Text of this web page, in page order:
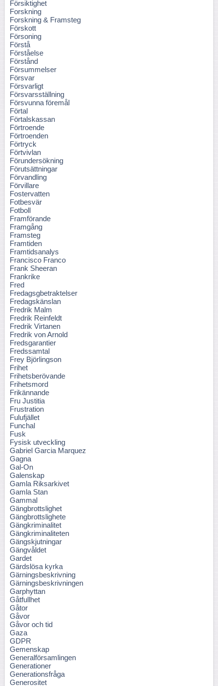
Försiktighet
Forskning
Forskning & Framsteg
Förskott
Försoning
Förstå
Förståelse
Förstånd
Försummelser
Försvar
Försvarligt
Försvarsställning
Försvunna föremål
Förtal
Förtalskassan
Förtroende
Förtroenden
Förtryck
Förtvivlan
Förundersökning
Förutsättningar
Förvandling
Förvillare
Fostervatten
Fotbesvär
Fotboll
Framförande
Framgång
Framsteg
Framtiden
Framtidsanalys
Francisco Franco
Frank Sheeran
Frankrike
Fred
Fredagsgbetraktelser
Fredagskänslan
Fredrik Malm
Fredrik Reinfeldt
Fredrik Virtanen
Fredrik von Arnold
Fredsgarantier
Fredssamtal
Frey Björlingson
Frihet
Frihetsberövande
Frihetsmord
Frikännande
Fru Justitia
Frustration
Fulufjället
Funchal
Fusk
Fysisk utveckling
Gabriel Garcia Marquez
Gagna
Gal-On
Galenskap
Gamla Riksarkivet
Gamla Stan
Gammal
Gängbrottslighet
Gängbrottslighete
Gängkriminalitet
Gängkriminaliteten
Gängskjutningar
Gängvåldet
Gardet
Gärdslösa kyrka
Gärningsbeskrivning
Gärningsbeskrivningen
Garphyttan
Gåtfullhet
Gåtor
Gåvor
Gåvor och tid
Gaza
GDPR
Gemenskap
Generalförsamlingen
Generationer
Generationsfråga
Generositet